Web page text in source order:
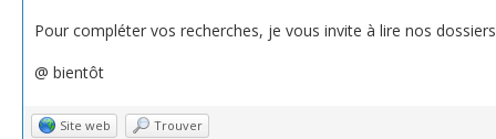
Pour compléter vos recherches, je vous invite à lire nos
@ bientôt
Site web Trouver